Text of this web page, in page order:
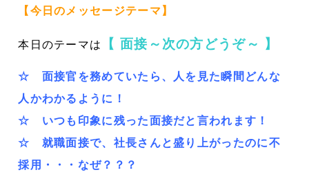
【今日のメッセージテーマ】
本日のテーマは 【 面接～次の方どうぞ～ 】
☆ 面接官を務めていたら、人を見た瞬間どんな
人かわかるように！
☆ いつも印象に残った面接だと言われます！
☆ 就職面接で、社長さんと盛り上がったのに不
採用・・・なぜ？？？